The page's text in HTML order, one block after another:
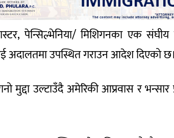
पेन्सिल्भेनिया/ मिशिगनका एक
अदालतमा उपस्थित गराउन आदेश दिएको छ।
मुद्दा उल्टाउँदै अमेरिकी आप्रवास र